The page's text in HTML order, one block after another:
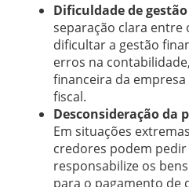
Dificuldade de
separação clara
dificultar a gestão
erros na
financeira da
fiscal.
Desconsideração da
Em situações
credores podem
responsabilize os
para o pagamento de